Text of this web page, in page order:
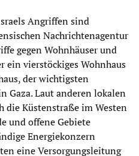
Angriffen sind
Nachrichtenagentur
gegen Wohnhäuser und
ein vierstöckiges Wohnhaus
der wichtigsten
Gaza. Laut anderen lokalen
die Küstenstraße im Westen
und offene Gebiete
Energiekonzern
eine Versorgungsleitung